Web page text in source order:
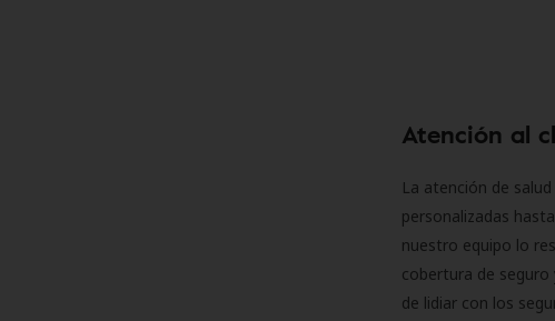
Atención al
La atención de
personalizadas
nuestro equipo lo
cobertura de
de lidiar con los